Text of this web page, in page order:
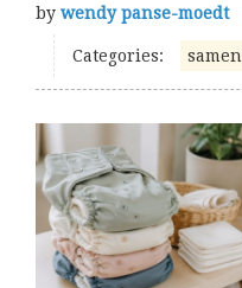
by wendy panse-moedt
Categories: samen